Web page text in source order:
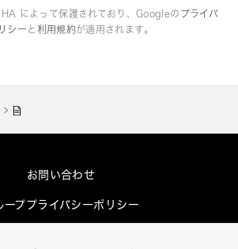
によって保護されており、Googleの プライバ
シー と 利用規約が適用されます。
お問い合わせ
ーププライバシーポリシー